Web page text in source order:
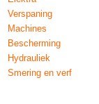
Verspaning
Machines
Bescherming
Hydrauliek
Smering en verf